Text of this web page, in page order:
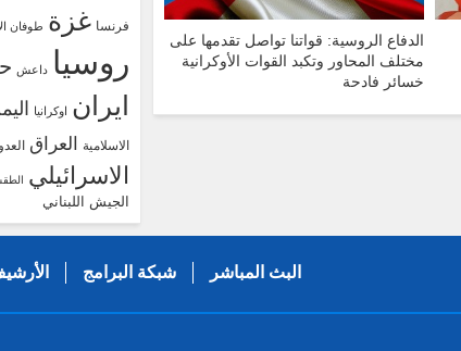
الدفاع الروسية: قواتنا تواصل تقدمها على
مختلف المحاور وتكبد القوات الأوكرانية
خسائر فادحة
فرنسا غزة طوفان
روسيا داعش
ايران اوكرانيا
الاسلامية العراق
الاسرائيلي
الجيش اللبناني
البث المباشر شبكة البرامج